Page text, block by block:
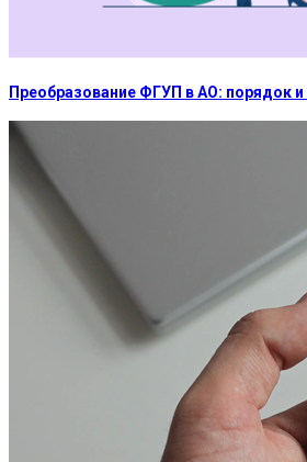
Преобразование ФГУП в АО: порядок